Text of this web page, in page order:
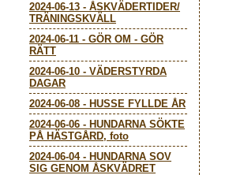
2024-06-13 - ÅSKVÄDERTIDER/
TRÄNINGSKVÄLL
2024-06-11 - GÖR OM - GÖR
RÄTT
2024-06-10 - VÄDERSTYRDA
DAGAR
2024-06-08 - HUSSE FYLLDE ÅR
2024-06-06 - HUNDARNA SÖKTE
PÅ HÄSTGÅRD, foto
2024-06-04- HUNDARNA SOV
SIG GENOM ÅSKVÄDRET